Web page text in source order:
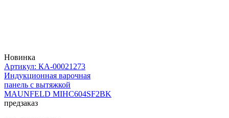
Новинка
Артикул: КА-00021273
Индукционная варочная
панель с вытяжкой
MAUNFELD MIHC604SF2BK
предзаказ